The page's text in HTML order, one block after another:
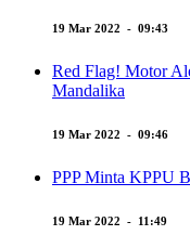
19 Mar 2022 - 09:43
Red Flag! Motor
Mandalika
19 Mar 2022 - 09:46
PPP Minta KPPU
19 Mar 2022 - 11:49